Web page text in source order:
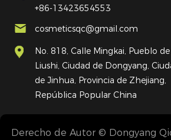
+86-13423654553
cosmeticsqc@gmail.com
No. 818, Calle Mingkai, Pueblo de
Liushi, Ciudad de Dongyang,
de Jinhua, Provincia de Zhejiang,
República Popular China
Derecho de Autor © Dongyang